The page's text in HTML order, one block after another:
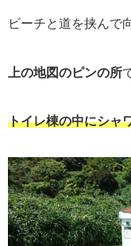
ビーチと道を挟んで
上の地図のピンの所
トイレ棟の中にシャ